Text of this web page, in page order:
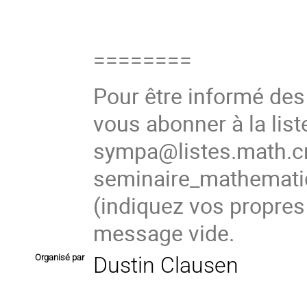
========
Pour être informé
vous abonner à la
(indiquez vos
message vide.
Organisé par Dustin Clausen